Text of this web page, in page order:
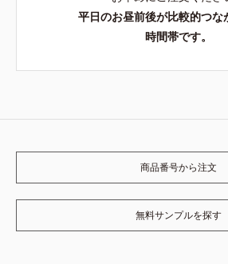
平日のお昼前後が比較的つな
時間帯です。
商品番号から注文
無料サンプルを探す